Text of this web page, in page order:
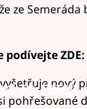
ze
ZDE:
to fetch
nový
pohřešované